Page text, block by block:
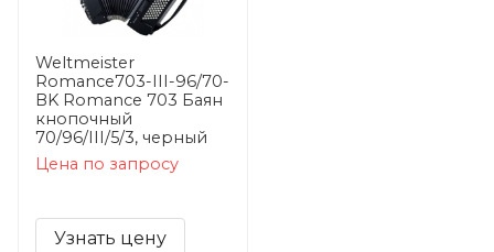
Weltmeister
Romance703-III-96/70-
BK Romance 703 Баян
кнопочный
70/96/III/5/3, черный
Цена по запросу
Узнать цену